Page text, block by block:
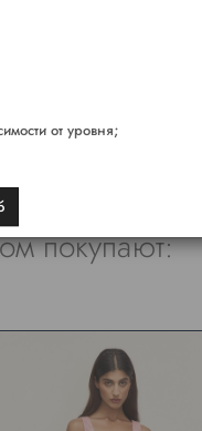
покупают:
от уровня;